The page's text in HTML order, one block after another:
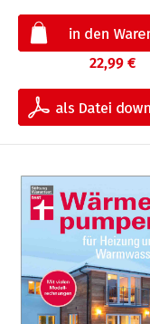
22,99 €